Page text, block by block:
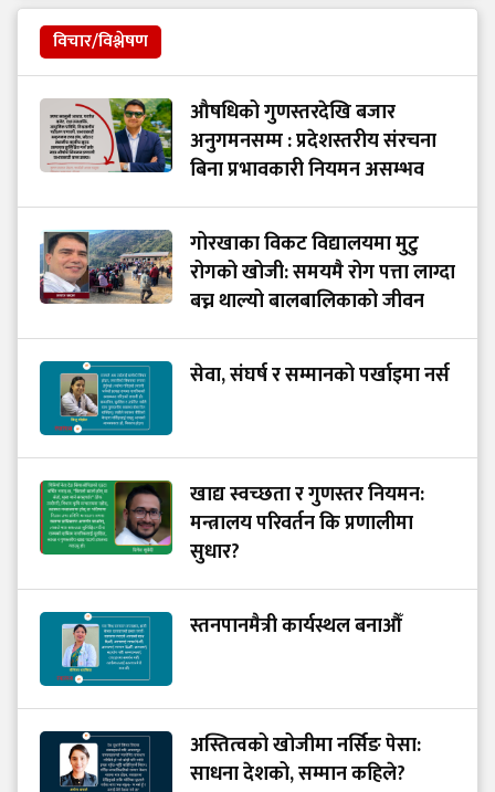
विचार/विश्लेषण
औषधिको गुणस्तरदेखि बजार
अनुगमनसम्म : प्रदेशस्तरीय संरचना
बिना प्रभावकारी नियमन असम्भव
गोरखाका विकट विद्यालयमा मुटु
रोगको खोजी: समयमै रोग पत्ता लाग्दा
बच्न थाल्यो बालबालिकाको जीवन
सेवा, संघर्ष र सम्मानको पर्खाइमा नर्स
खाद्य स्वच्छता र गुणस्तर नियमन:
मन्त्रालय परिवर्तन कि प्रणालीमा
सुधार?
स्तनपानमैत्री कार्यस्थल बनाऔँ
अस्तित्वको खोजीमा नर्सिङ पेसा:
साधना देशको, सम्मान कहिले?